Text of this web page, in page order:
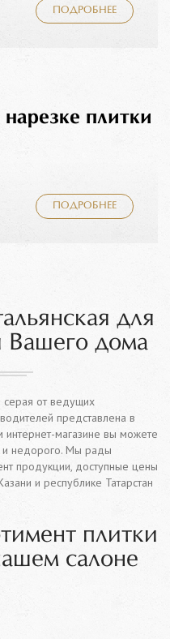
ПОДРОБНЕЕ
нарезке плитки
ПОДРОБНЕЕ
для
Вашего дома
серая от ведущих
представлена в
магазине вы можете
и недорого. Мы рады
продукции, доступные цены
и республике Татарстан
плитки
салоне